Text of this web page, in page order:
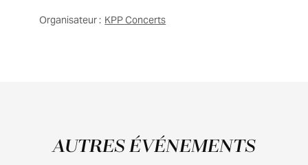
Organisateur : KPP Concerts
AUTRES ÉVÉNEMENTS